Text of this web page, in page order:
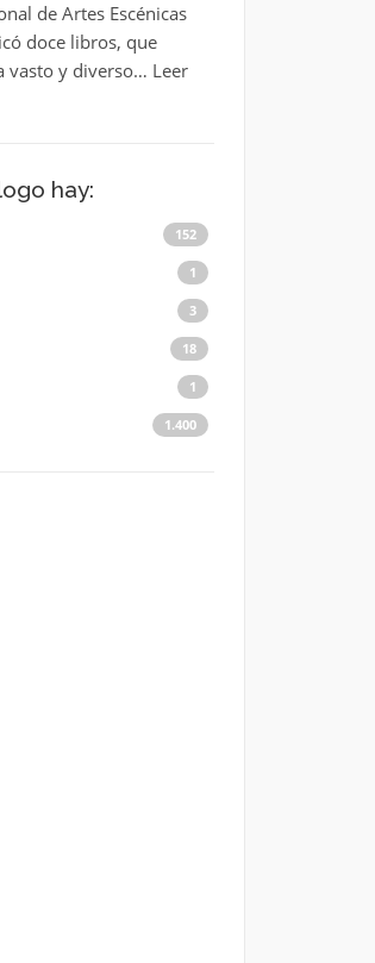
de Artes Escénicas
doce libros, que
vasto y diverso… Leer
hay:
152
1
3
18
1
1.400